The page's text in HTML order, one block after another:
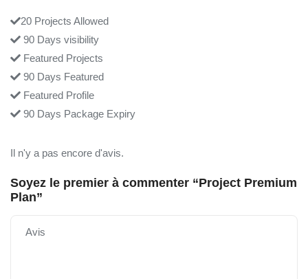
20 Projects Allowed
90 Days visibility
Featured Projects
90 Days Featured
Featured Profile
90 Days Package Expiry
Il n'y a pas encore d'avis.
Soyez le premier à commenter “Project Premium
Plan”